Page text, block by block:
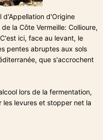
d'Appellation d'Origine
la Côte Vermeille: Collioure,
ici, face au levant, le
pentes abruptes aux sols
que s'accrochent
lors de la fermentation,
levures et stopper net la